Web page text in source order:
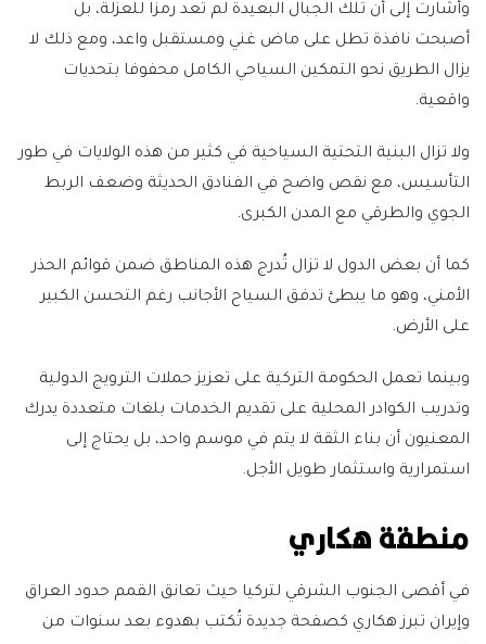
وأشارت إلى أن تلك الجبال البعيدة لم تعد رمزا للعزلة، بل
أصبحت نافذة تطل على ماض غني ومستقبل واعد، ومع ذلك لا
يزال الطريق نحو التمكين السياحي الكامل محفوفا بتحديات
واقعية.
ولا تزال البنية التحتية السياحية في كثير من هذه الولايات في طور
التأسيس، مع نقص واضح في الفنادق الحديثة وضعف الربط
الجوي والطرقي مع المدن الكبرى.
كما أن بعض الدول لا تزال تُدرج هذه المناطق ضمن قوائم الحذر
الأمني، وهو ما يبطئ تدفق السياح الأجانب رغم التحسن الكبير
على الأرض.
وبينما تعمل الحكومة التركية على تعزيز حملات الترويج الدولية
وتدريب الكوادر المحلية على تقديم الخدمات بلغات متعددة يدرك
المعنيون أن بناء الثقة لا يتم في موسم واحد، بل يحتاج إلى
استمرارية واستثمار طويل الأجل.
منطقة هكاري
في أقصى الجنوب الشرقي لتركيا حيث تعانق القمم حدود العراق
وإيران تبرز هكاري كصفحة جديدة تُكتب بهدوء بعد سنوات من